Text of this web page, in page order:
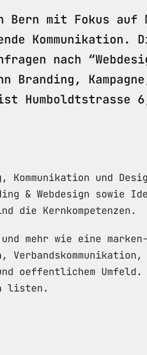
mit Fokus
nach
Branding,
Humboldtstrasse
und
Webdesign sowie
Kernkompetenzen.
mehr wie eine
oeffentlichem
listen.